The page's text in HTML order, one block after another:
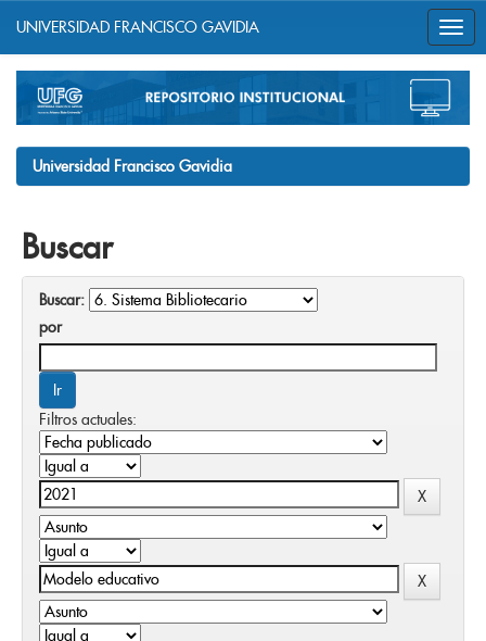
navigation
UNIVERSIDAD FRANCISCO GAVIDIA
Universidad Francisco Gavidia
Buscar
Buscar:
por
Filtros actuales: